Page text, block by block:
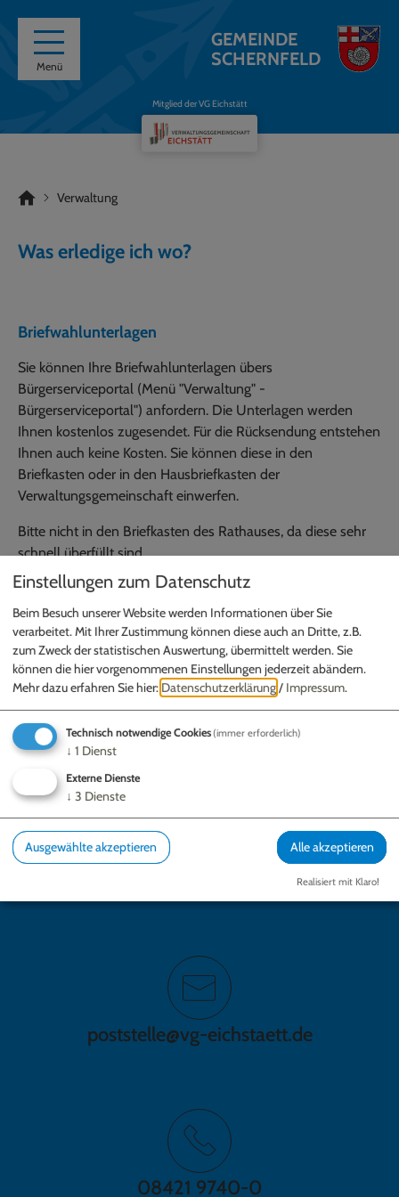
Menü
GEMEINDE
SCHERNFELD
Mitglied der VG Eichstätt
Verwaltung
Was erledige ich wo?
Briefwahlunterlagen
Sie können Ihre Briefwahlunterlagen übers
Bürgerserviceportal (Menü "Verwaltung" -
Bürgerserviceportal") anfordern. Die Unterlagen werden
Ihnen kostenlos zugesendet. Für die Rücksendung entstehen
Ihnen auch keine Kosten. Sie können diese in den
Briefkasten oder in den Hausbriefkasten der
Verwaltungsgemeinschaft einwerfen.
Bitte nicht in den Briefkasten des Rathauses, da diese sehr
schnell überfüllt sind.
Zuständige Mitarbeiter
Leonie Gubo
Fabian Schneid
GEMEINDE SCHERNFELD
Gundekarstraße 7a | 85072 Eichstätt
poststelle@vg-eichstaett.de
08421 9740-0
Einstellungen zum Datenschutz
Beim Besuch unserer Website werden Informationen über Sie
verarbeitet. Mit Ihrer Zustimmung können diese auch an Dritte, z.B.
zum Zweck der statistischen Auswertung, übermittelt werden. Sie
können die hier vorgenommenen Einstellungen jederzeit abändern.
Mehr dazu erfahren Sie hier: Datenschutzerklärung/ Impressum.
Technisch notwendige Cookies(immer erforderlich)
↓ 1 Dienst
Externe Dienste
↓ 3 Dienste
Ausgewählte akzeptieren Alle akzeptieren
Realisiert mit Klaro!